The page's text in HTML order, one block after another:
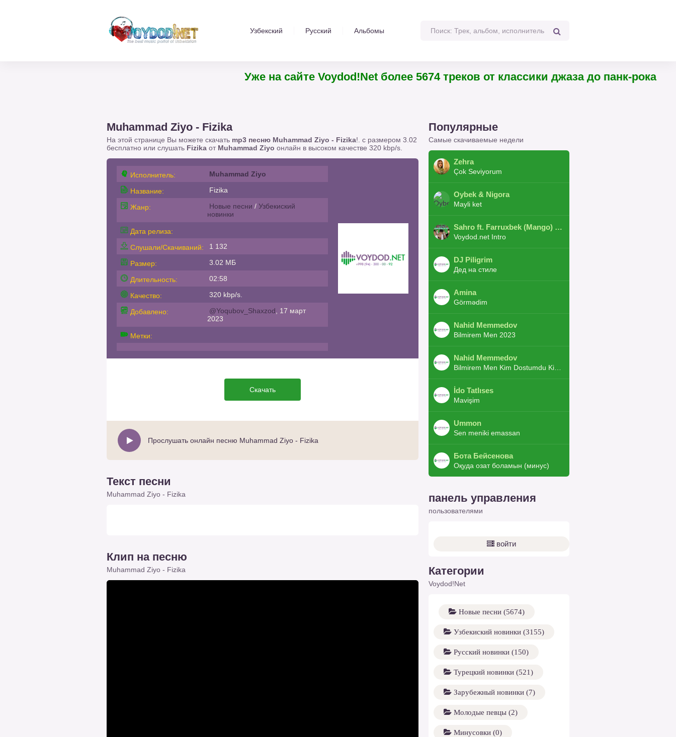
Узбекский Русский Альбомы
Уже на сайте Voydod!Net более 5674 треков от классики джаза до панк-рока
Muhammad Ziyo - Fizika
На этой странице Вы можете скачать mp3 песню Muhammad Ziyo - Fizika!. с размером 3.02
бесплатно или слушать Fizika от Muhammad Ziyo онлайн в высоком качестве 320 kbp/s.
Исполнитель: Muhammad Ziyo
Название: Fizika
Жанр: Новые песни / Узбекиский
новинки
Дата релиза:
Слушали/Скачиваний:
1 132
Размер: 3.02 МБ
Длительность: 02:58
Качество: 320 kbp/s.
Добавлено: @Yoqubov_Shaxzod , 17 март
2023
Метки:
Скачать
Прослушать онлайн песню Muhammad Ziyo - Fizika
Текст песни
Muhammad Ziyo - Fizika
Клип на песню
Muhammad Ziyo - Fizika
Популярные
Самые скачиваемые недели
Zehra
Çok Seviyorum
Oybek & Nigora
Mayli ket
Sahro ft. Farruxbek (Mango) ft. Shaxboz ft. Navruz and Zarba ft. DJ.JoHa
Voydod.net Intro
DJ Piligrim
Дед на стиле
Amina
Görmədim
Nahid Memmedov
Bilmirem Men 2023
Nahid Memmedov
İdo Tatlıses
Mavişim
Ummon
Sen meniki emassan
Бота Бейсенова
Оқуда озат боламын (минус)
панель управления
пользователями
войти
Категории
Voydod!Net
Новые песни (5674)
Узбекиский новинки (3155)
Русский новинки (150)
Турецкий новинки (521)
Зарубежный новинки (7)
Молодые певцы (2)
Минусовки (0)